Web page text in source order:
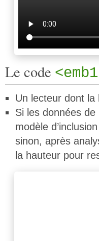
Le code
Un lecteur dont la
Si les données
modèle
sinon, après
la hauteur pour